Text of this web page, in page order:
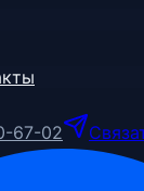
67-02